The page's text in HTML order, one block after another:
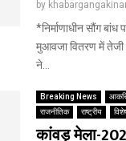
by
*निर्माणाधीन सौंग बांध
मुआवजा वितरण में तेजी
ने...
Breaking News
राजनीतिक
राष्ट्रीय
कांवड़ मेला-